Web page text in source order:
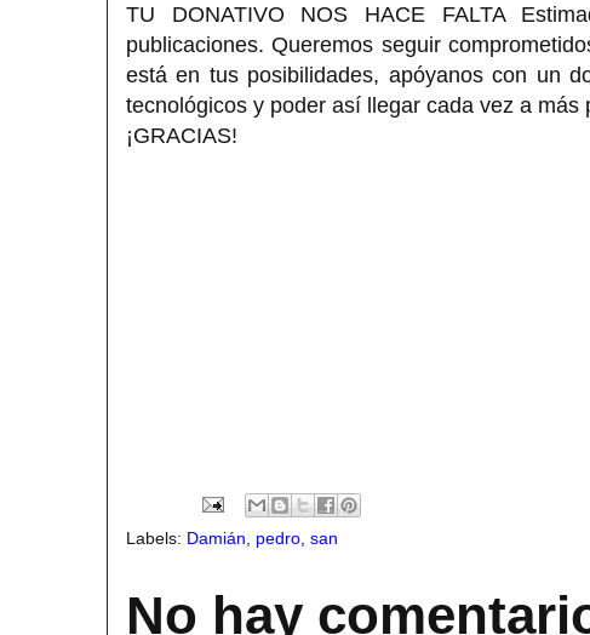
TU DONATIVO NOS HACE FALTA
publicaciones. Queremos seguir
está en tus posibilidades, apóyanos con un
tecnológicos y poder así llegar cada vez a más
¡GRACIAS!
Labels: Damián pedro san
No hay